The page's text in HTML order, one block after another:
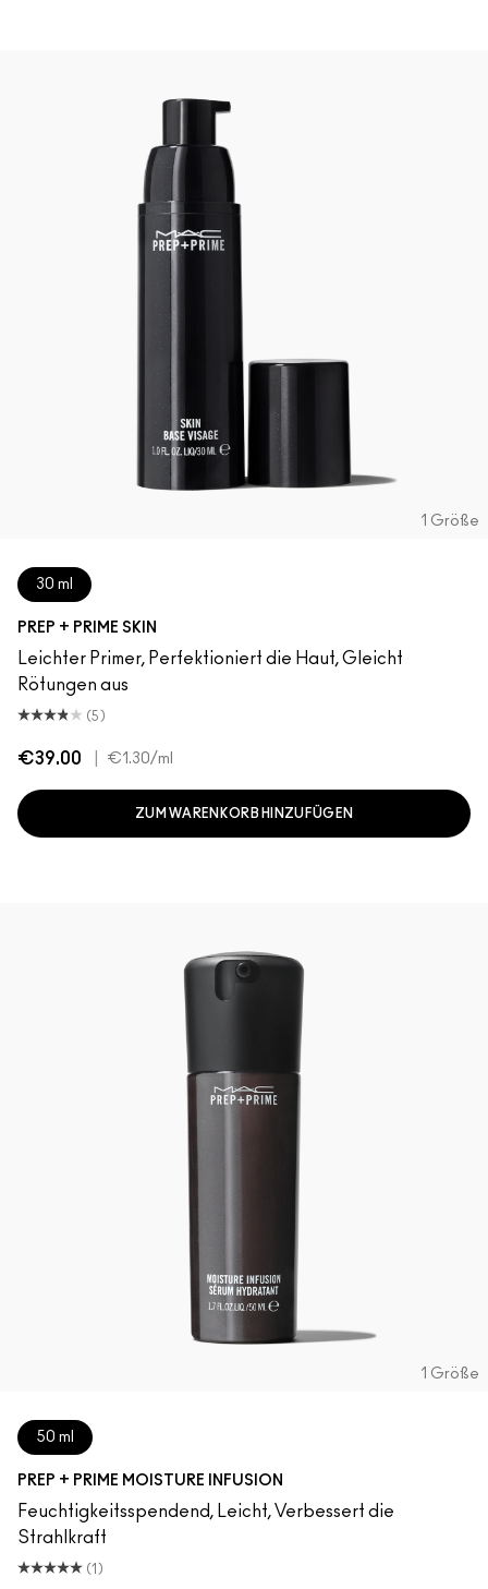
1 Größe
30 ml
PREP + PRIME SKIN
Leichter Primer, Perfektioniert die Haut, Gleicht
Rötungen aus
(5)
€39.00 €1.30/ml
ZUM WARENKORB HINZUFÜGEN
1 Größe
50 ml
PREP + PRIME MOISTURE INFUSION
Feuchtigkeitsspendend, Leicht, Verbessert die
Strahlkraft
(1)